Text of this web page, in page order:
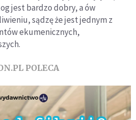
jest bardzo dobry, a ów
sądzę że jest jednym z
ekumenicznych,
POLECA